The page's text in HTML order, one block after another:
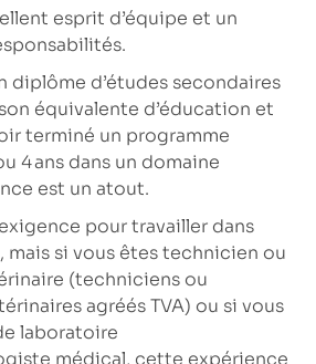
esprit d’équipe et un
diplôme d’études secondaires
équivalente d’éducation et
terminé un programme
4 ans dans un domaine
est un atout.
pour travailler dans
si vous êtes technicien ou
(techniciens ou
agréés TVA) ou si vous
laboratoire